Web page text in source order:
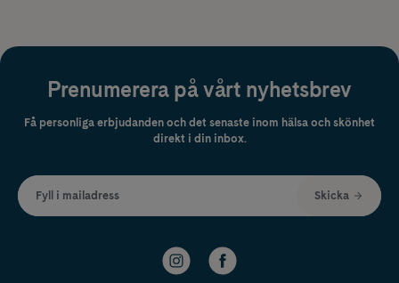
Prenumerera på vårt nyhetsbrev
Få personliga erbjudanden och det senaste inom hälsa och skönhet
direkt i din inbox.
Fyll i mailadress Skicka